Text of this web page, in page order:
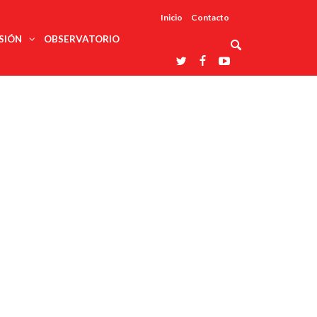
Inicio Contacto
OBSERVATORIO